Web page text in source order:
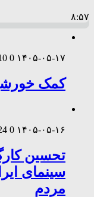
۸:۵۷
۱۴۰۵-۰۵-۱۷ 0
کمک
۱۴۰۵-۰۵-۱۶ 0
تحسین
سینمای
مردم